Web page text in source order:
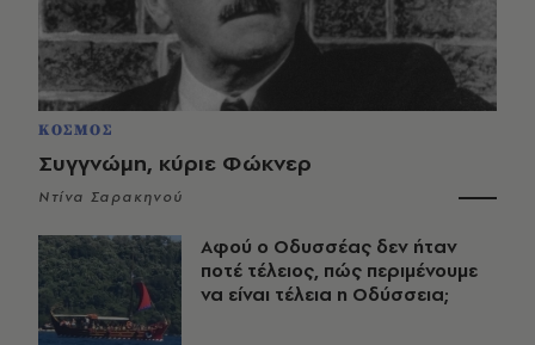
ΚΟΣΜΟΣ
Συγγνώμη, κύριε Φώκνερ
Ντίνα Σαρακηνού
Αφού ο Οδυσσέας δεν ήταν
ποτέ τέλειος, πώς περιμένουμε
να είναι τέλεια η Οδύσσεια;